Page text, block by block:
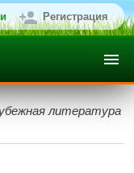
Регистрация
литература